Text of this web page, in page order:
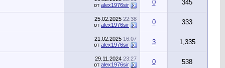
от alex1976sir 0 345
25.02.2025 22:38
от alex1976sir 0 333
21.02.2025 16:07
от alex1976sir 3 1,335
29.11.2024 23:27
от alex1976sir 0 538